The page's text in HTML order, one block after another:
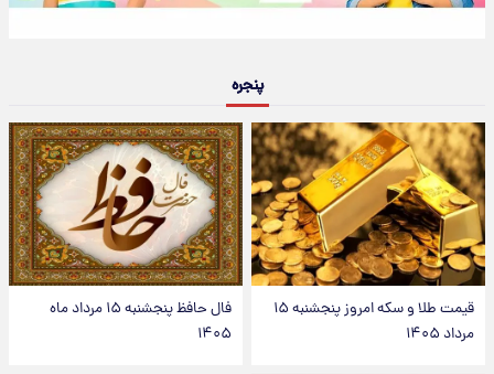
پنجره
قیمت طلا و سکه امروز پنجشنبه ۱۵
مرداد ۱۴۰۵
فال حافظ پنجشنبه ۱۵ مرداد ماه
۱۴۰۵